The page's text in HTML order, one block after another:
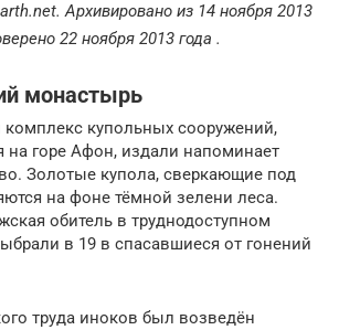
Архивировано из 14 ноября 2013
22 ноября 2013 года .
монастырь
купольных сооружений,
горе Афон, издали напоминает
Золотые купола, сверкающие под
на фоне тёмной зелени леса.
обитель в труднодоступном
в 19 в спасавшиеся от гонений
труда иноков был возведён